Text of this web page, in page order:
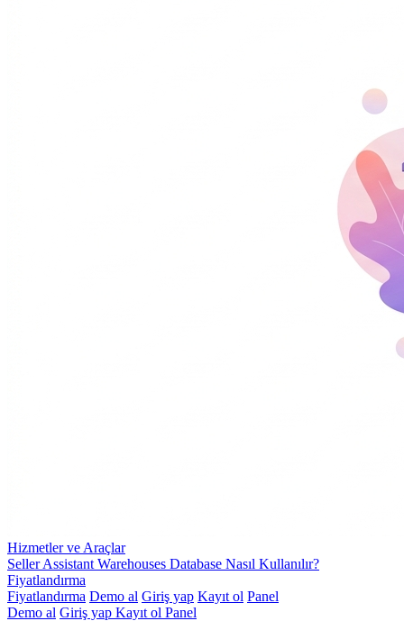
Hizmetler ve Araçlar
Seller Assistant Warehouses Database Nasıl Kullanılır?
Fiyatlandırma
Fiyatlandırma Demo al Giriş yap Kayıt ol Panel
Demo al Giriş yap Kayıt ol Panel